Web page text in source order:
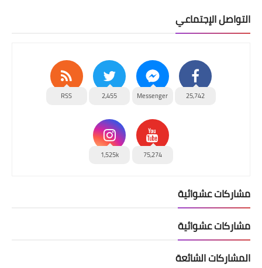
التواصل الإجتماعي
25,742
Messenger
2,455
RSS
75,274
1,525k
مشاركات عشوائية
مشاركات عشوائية
المشاركات الشائعة